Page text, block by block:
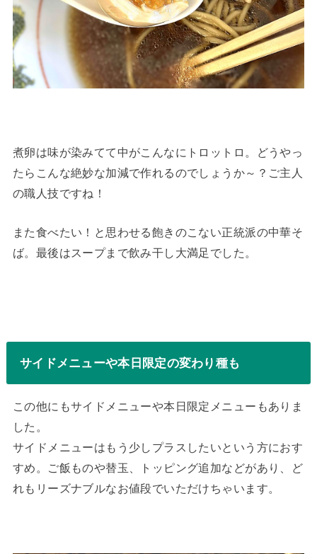
煮卵は味が染みてて中がこんなにトロットロ。どうやっ
たらこんな絶妙な加減で作れるのでしょうか～？ご主人
の職人技ですね！
また食べたい！と思わせる飽きのこない正統派の中華そ
ば。最後はスープまで飲み干し大満足でした。
サイドメニューや本日限定の変わり種も
この他にもサイドメニューや本日限定メニューもありま
した。
サイドメニューはもう少しプラスしたいという方におす
すめ。ご飯ものや替玉、トッピング追加などがあり、ど
れもリーズナブルなお値段でいただけちゃいます。